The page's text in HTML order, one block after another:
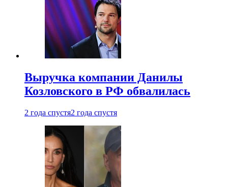
Выручка компании Данилы
Козловского в РФ обвалилась
2 года спустя2 года спустя